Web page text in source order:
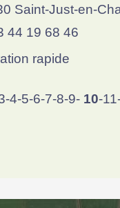
Saint-Just-en-
44 19 68 46
rapide
-4-5-6-7-8-9- 10-11